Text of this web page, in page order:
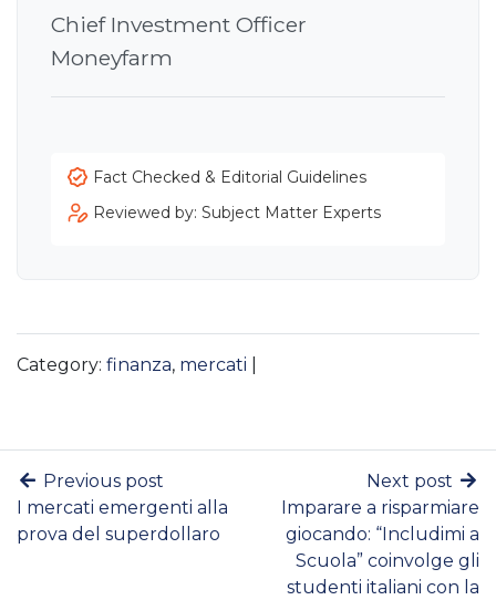
Chief Investment Officer
Moneyfarm
Fact Checked & Editorial Guidelines
Reviewed by: Subject Matter Experts
Category: finanza, mercati
Previous post
I mercati emergenti alla
prova del superdollaro
Next post
Imparare a risparmiare
giocando: “Includimi a
Scuola” coinvolge gli
studenti italiani con la